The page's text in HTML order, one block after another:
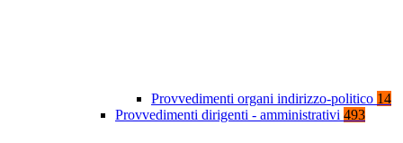
Provvedimenti organi indirizzo-politico 14
Provvedimenti dirigenti - amministrativi 493